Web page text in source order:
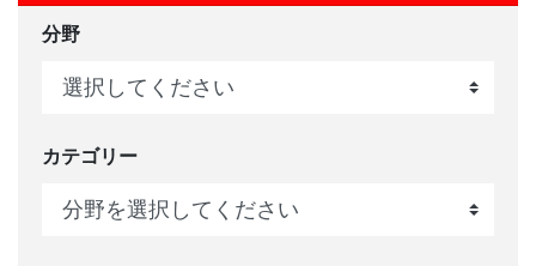
分野
カテゴリー